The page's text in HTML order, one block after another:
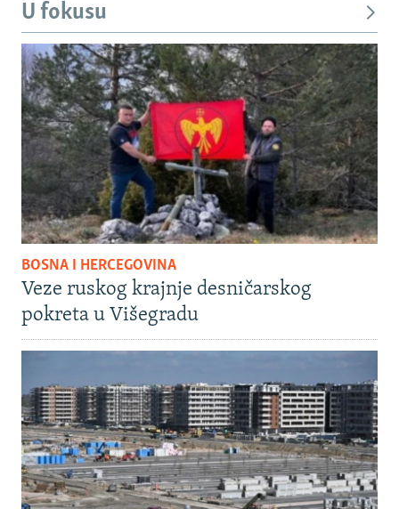
U fokusu
BOSNA I HERCEGOVINA
Veze ruskog krajnje desničarskog
pokreta u Višegradu